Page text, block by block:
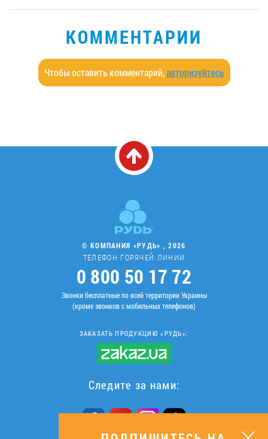
КОММЕНТАРИИ
Чтобы оставить комментарий,авторизуйтесь
© КОМПАНИЯ «РУДЬ» , 2026
ТЕЛЕФОН ГОРЯЧЕЙ ЛИНИИ
0 800 50 17 72
Звонки бесплатные по всей территории Украины
(кроме звонков с мобильных телефонов)
ЗАКАЗАТЬ ПРОДУКЦИЮ «РУДЬ»:
Следите за нами: